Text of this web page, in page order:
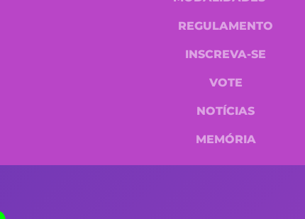
REGULAMENTO
INSCREVA-SE
VOTE
NOTÍCIAS
MEMÓRIA